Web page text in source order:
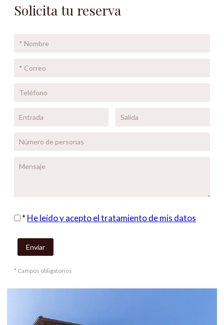
Solicita tu reserva
* He leído y acepto el tratamiento de mis datos
* Campos obligatorios